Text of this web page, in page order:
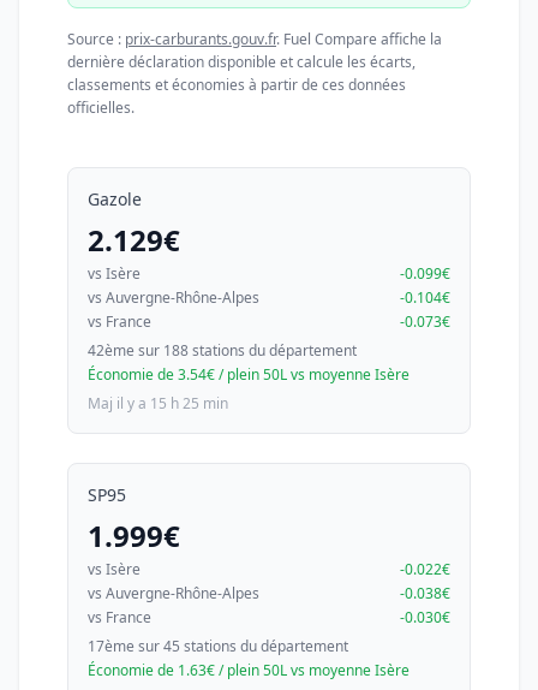
Source : prix-carburants.gouv.fr. Fuel Compare affiche la
dernière déclaration disponible et calcule les écarts,
classements et économies à partir de ces données
officielles.
Gazole
2.129€
vs Isère
-0.099€
vs Auvergne-Rhône-Alpes
-0.104€
vs France
-0.073€
42ème sur 188 stations du département
Économie de 3.54€ / plein 50L vs moyenne Isère
Maj il y a 15 h 25 min
SP95
1.999€
vs Isère
-0.022€
vs Auvergne-Rhône-Alpes
-0.038€
vs France
-0.030€
17ème sur 45 stations du département
Économie de 1.63€ / plein 50L vs moyenne Isère